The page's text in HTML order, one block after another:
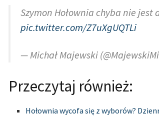
Szymon Hołownia chyba nie
pic.twitter.com/Z7uXgUQTLi
— Michał Majewski
Przeczytaj również:
Hołownia wycofa się z wyborów?